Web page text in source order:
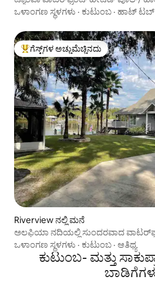
ಒಳಾಂಗಣ ಸ್ಥಳಗಳು · ಕುಟುಂಬ · ಹಾಟ್ ಟಬ್
ಗೆಸ್ಟ್‌ಗಳಿಗೆ ಅತಿ ಹೆಚ್ಚು ಅಚ್ಚುಮೆಚ್ಚಿನದು
ಗೆಸ್ಟ್‌ಗಳ ಅಚ್ಚುಮೆಚ್ಚಿನದು
Riverview ನಲ್ಲಿ ಮನೆ
ಅಲಫಿಯಾ ನದಿಯಲ್ಲಿ ಸುಂದರವಾದ
ಒಳಾಂಗಣ ಸ್ಥಳಗಳು · ಕುಟುಂಬ · ಆತಿಥ್ಯ
ಕುಟುಂಬ- ಮತ್ತು